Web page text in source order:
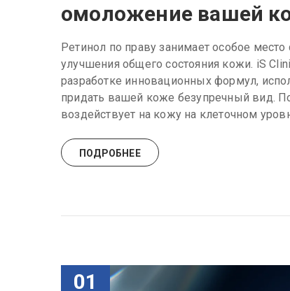
омоложение вашей
Ретинол по праву занимает особое
улучшения общего состояния кожи. iS
разработке инновационных формул,
придать вашей коже безупречный вид.
воздействует на кожу на клеточном
ПОДРОБНЕЕ
01